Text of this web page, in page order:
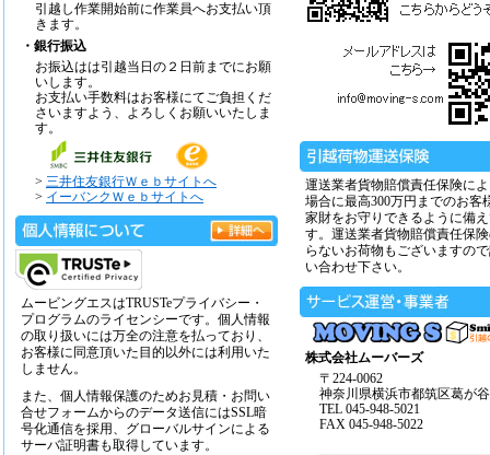
引越し作業開始前に作業員へお支払い頂
きます。
・銀行振込
お振込はは引越当日の２日前までにお願
いします。
お支払い手数料はお客様にてご負担くだ
さいますよう、よろしくお願いいたしま
す。
> 三井住友銀行Ｗｅｂサイトへ
> イーバンクＷｅｂサイトへ
ムービングエスはTRUSTeプライバシー・
プログラムのライセンシーです。個人情報
の取り扱いには万全の注意を払っており、
お客様に同意頂いた目的以外には利用いた
しません。
また、個人情報保護のためお見積・お問い
合せフォームからのデータ送信にはSSL暗
号化通信を採用、グローバルサインによる
サーバ証明書も取得しています。
運送業者貨物賠償責任保険に
場合に最高300万円までのお客
家財をお守りできるように備
す。運送業者貨物賠償責任保
らないお荷物もございますの
い合わせ下さい。
株式会社ムーバーズ
〒224-0062
神奈川県横浜市都筑区葛が
TEL 045-948-5021
FAX 045-948-5022